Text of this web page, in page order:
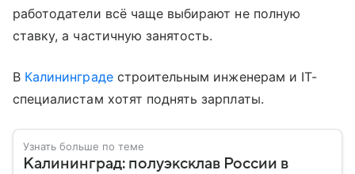
работодатели всё чаще выбирают не полную
ставку, а частичную занятость.
В Калининградестроительным инженерам и IT-
специалистам хотят поднять зарплаты.
Узнать больше по теме
Калининград: полуэксклав России в